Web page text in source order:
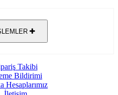
Takibi
Bildirimi
Hesaplarımız